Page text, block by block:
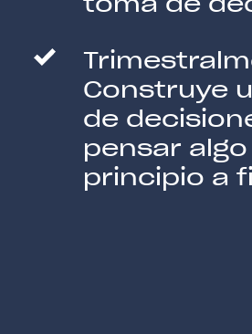
Construye
de
pensar
principio a